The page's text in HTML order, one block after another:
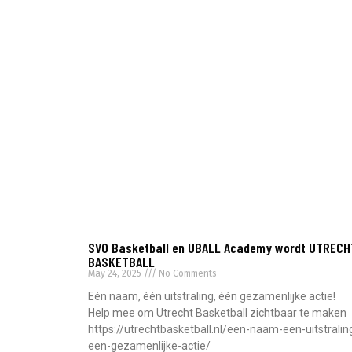
SVO Basketball en UBALL Academy wordt
BASKETBALL
May 24, 2025 No Comments
Eén naam, één uitstraling, één gezamenlijke actie!
Help mee om Utrecht Basketball zichtbaar te maken
https://utrechtbasketball.nl/een-naam-een-
een-gezamenlijke-actie/